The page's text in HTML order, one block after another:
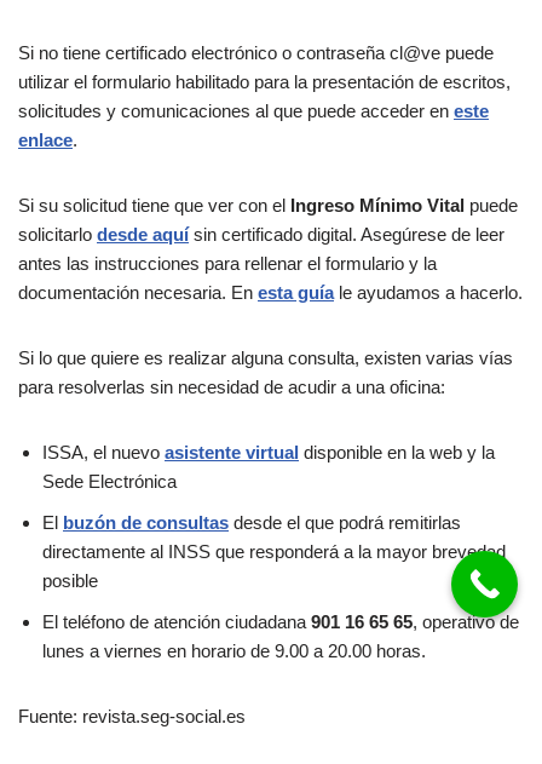
Si no tiene certificado electrónico o contraseña cl@ve puede
utilizar el formulario habilitado para la presentación de escritos,
solicitudes y comunicaciones al que puede acceder en este
enlace.
Si su solicitud tiene que ver con el Ingreso Mínimo Vital puede
solicitarlo desde aquísin certificado digital. Asegúrese de leer
antes las instrucciones para rellenar el formulario y la
documentación necesaria. En esta guíale ayudamos a hacerlo.
Si lo que quiere es realizar alguna consulta, existen varias vías
para resolverlas sin necesidad de acudir a una oficina:
ISSA, el nuevo asistente virtual disponible en la web y la
Sede Electrónica
El buzón de consultas desde el que podrá remitirlas
directamente al INSS que responderá a la mayor brevedad
posible
El teléfono de atención ciudadana 901 16 65 65, operativo de
lunes a viernes en horario de 9.00 a 20.00 horas.
Fuente: revista.seg-social.es